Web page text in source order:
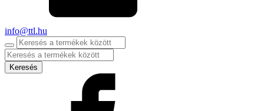
info@ttl.hu
Products
search
Keresés